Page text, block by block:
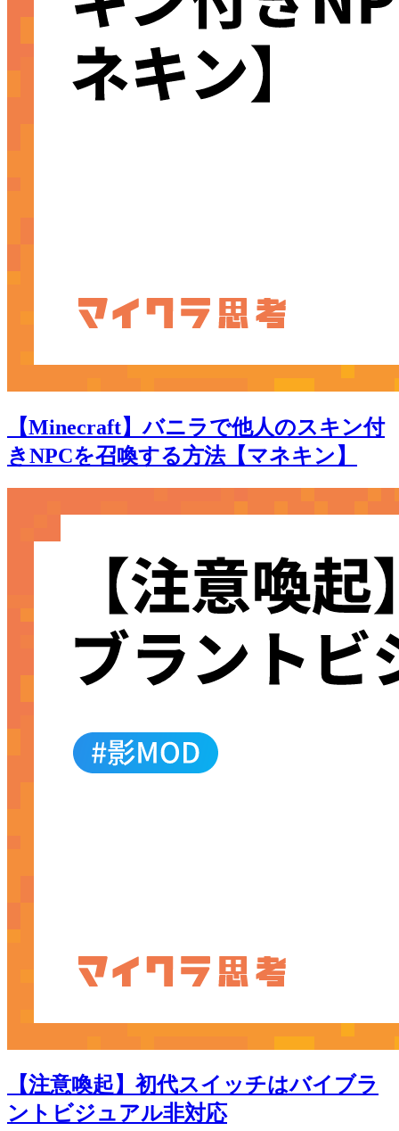
【Minecraft】バニラで他人のスキン付
きNPCを召喚する方法【マネキン】
【注意喚起】初代スイッチはバイブラ
ントビジュアル非対応